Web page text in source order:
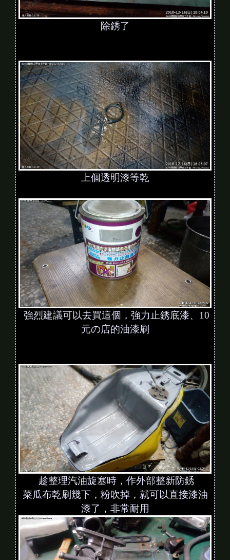
除銹了
上個透明漆等乾
強烈建議可以去買這個，強力止銹底漆、10
元の店的油漆刷
趁整理汽油旋塞時，作外部整新防銹
菜瓜布乾刷幾下，粉吹掉，就可以直接漆油
漆了，非常耐用